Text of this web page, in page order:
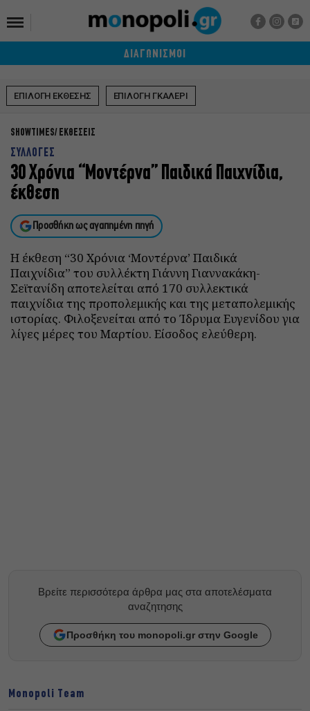
ΔΙΑΓΩΝΙΣΜΟΙ
ΕΠΙΛΟΓΗ ΕΚΘΕΣΗΣ ΕΠΙΛΟΓΗ ΓΚΑΛΕΡΙ
SHOWTIMES ΕΚΘΕΣΕΙΣ
ΣΥΛΛΟΓΕΣ
30 Xρόνια “Mοντέρνα” Παιδικά Παιχνίδια,
έκθεση
Προσθήκη ως αγαπημένη πηγή
Η έκθεση “30 Xρόνια ‘Mοντέρνα’ Παιδικά
Παιχνίδια” του συλλέκτη Γιάννη Γιαννακάκη-
Σεϊτανίδη αποτελείται από 170 συλλεκτικά
παιχνίδια της προπολεμικής και της μεταπολεμικής
ιστορίας. Φιλοξενείται από το Ίδρυμα Ευγενίδου για
λίγες μέρες του Μαρτίου. Είσοδος ελεύθερη.
Βρείτε περισσότερα άρθρα μας στα αποτελέσματα
αναζητησης
Προσθήκη του monopoli.gr στην Google
Monopoli Team